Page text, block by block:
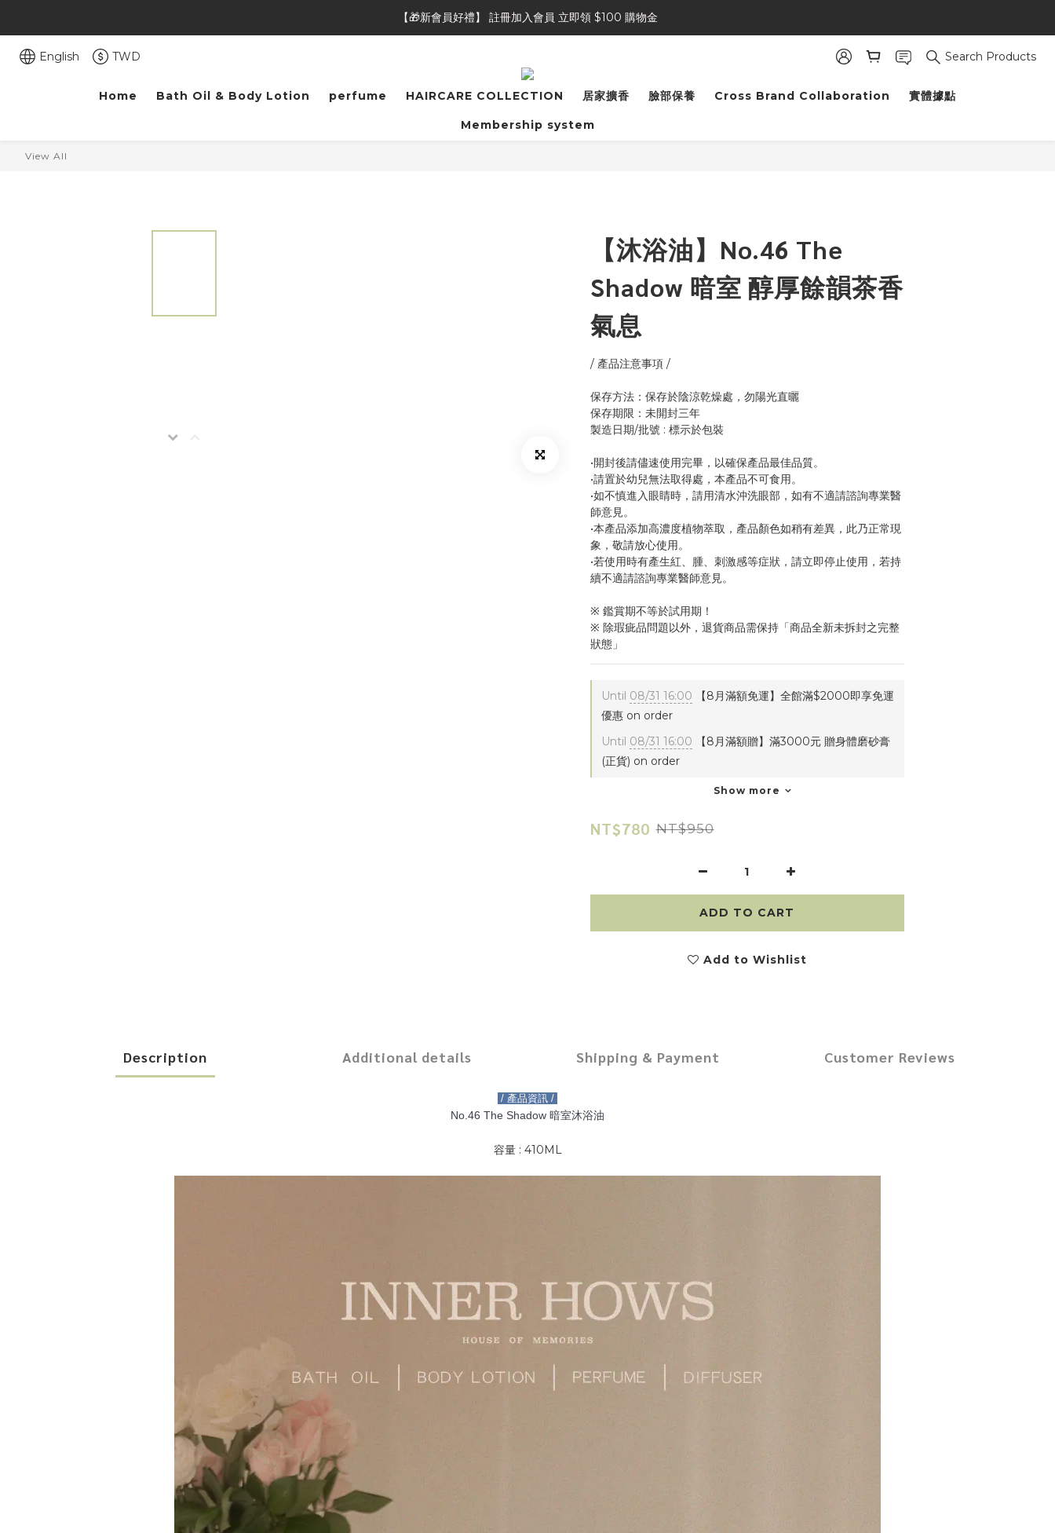
【🎁新會員好禮】 註冊加入會員 立即領 $100 購物金
【🎁新會員好禮】 註冊加入會員 立即領 $100 購物金
【⭐商品評論】完成商品評論，即可獲得 20 點會員點數
【🎁新會員好禮】 註冊加入會員 立即領 $100 購物金
English TWD Search Products
Home Bath Oil & Body Lotion perfume HAIRCARE COLLECTION 居家擴香 臉部保養 Cross Brand Collaboration 實體據點
Membership system
View All
【沐浴油】No.46 The
Shadow 暗室 醇厚餘韻茶香
氣息
/ 產品注意事項 /
保存方法：保存於陰涼乾燥處，勿陽光直曬
保存期限：未開封三年
製造日期/批號 : 標示於包裝
•開封後請儘速使用完畢，以確保產品最佳品質。
•請置於幼兒無法取得處，本產品不可食用。
•如不慎進入眼睛時，請用清水沖洗眼部，如有不適請諮詢專業醫
師意見。
•本產品添加高濃度植物萃取，產品顏色如稍有差異，此乃正常現
象，敬請放心使用。
•若使用時有產生紅、腫、刺激感等症狀，請立即停止使用，若持
續不適請諮詢專業醫師意見。
※ 鑑賞期不等於試用期！
※ 除瑕疵品問題以外，退貨商品需保持「商品全新未拆封之完整
狀態」
Until 08/31 16:00 【8月滿額免運】全館滿$2000即享免運
優惠 on order
Until 08/31 16:00 【8月滿額贈】滿3000元 贈身體磨砂膏
(正貨) on order
Show more
NT$780 NT$950
ADD TO CART
Add to Wishlist
Description Additional details Shipping & Payment Customer Reviews
/ 產品資訊 /
No.46 The Shadow 暗室沐浴油
容量 : 410ML